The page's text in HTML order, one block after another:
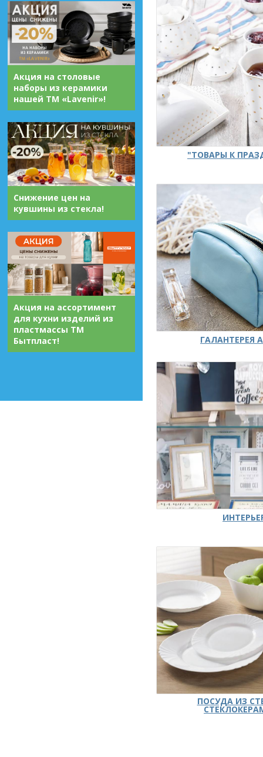
Акция на столовые
наборы из керамики
нашей ТМ «Lavenir»!
Снижение цен на
кувшины из стекла!
Акция на ассортимент
для кухни изделий из
пластмассы ТМ
Бытпласт!
"ТОВАРЫ К
ГАЛАНТЕРЕЯ
ПОСУДА ИЗ